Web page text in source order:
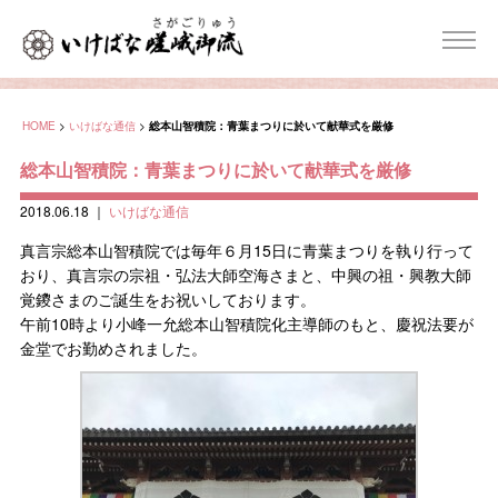
HOME > いけばな通信 > 総本山智積院：青葉まつりに於いて献華式を厳修
総本山智積院：青葉まつりに於いて献華式を厳修
2018.06.18 ｜ いけばな通信
真言宗総本山智積院では毎年６月15日に青葉まつりを執り行って
おり、真言宗の宗祖・弘法大師空海さまと、中興の祖・興教大師
覚鑁さまのご誕生をお祝いしております。
午前10時より小峰一允総本山智積院化主導師のもと、慶祝法要が
金堂でお勤めされました。